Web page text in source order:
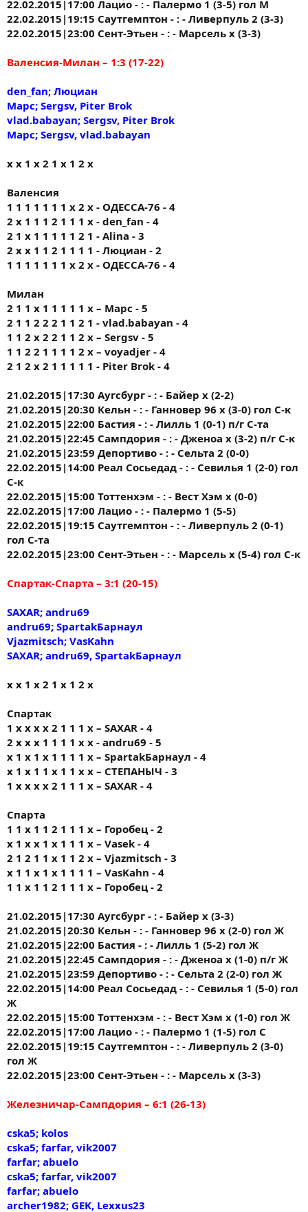
22.02.2015|17:00 Лацио - : - Палермо 1 (3-5) гол М
22.02.2015|19:15 Саутгемптон - : - Ливерпуль 2 (3-3)
22.02.2015|23:00 Сент-Этьен - : - Марсель х (3-3)
Валенсия-Милан – 1:3 (17-22)
den_fan; Люциан
Марс; Sergsv, Piter Brok
vlad.babayan; Sergsv, Piter Brok
Марс; Sergsv, vlad.babayan
х х 1 х 2 1 х 1 2 х
Валенсия
1 1 1 1 1 1 1 х 2 х - ОДЕССА-76 - 4
2 х 1 1 1 2 1 1 1 х - den_fan - 4
2 1 x 1 1 1 1 1 2 1 - Alina - 3
2 х х 1 1 2 1 1 1 1 - Люциан - 2
1 1 1 1 1 1 1 х 2 х - ОДЕССА-76 - 4
Милан
2 1 1 х 1 1 1 1 1 х – Марс - 5
2 1 1 2 2 2 1 1 2 1 - vlad.babayan - 4
1 1 2 х 2 2 1 1 2 х – Sergsv - 5
1 1 2 2 1 1 1 1 2 х – voyadjer - 4
2 1 2 х 2 1 1 1 1 1 - Piter Brok - 4
21.02.2015|17:30 Аугсбург - : - Байер х (2-2)
21.02.2015|20:30 Кельн - : - Ганновер 96 х (3-0) гол С-к
21.02.2015|22:00 Бастия - : - Лилль 1 (0-1) п/г С-та
21.02.2015|22:45 Сампдория - : - Дженоа х (3-2) п/г С-к
21.02.2015|23:59 Депортиво - : - Сельта 2 (0-0)
22.02.2015|14:00 Реал Сосьедад - : - Севилья 1 (2-0) гол
С-к
22.02.2015|15:00 Тоттенхэм - : - Вест Хэм х (0-0)
22.02.2015|17:00 Лацио - : - Палермо 1 (5-5)
22.02.2015|19:15 Саутгемптон - : - Ливерпуль 2 (0-1)
гол С-та
22.02.2015|23:00 Сент-Этьен - : - Марсель х (5-4) гол С-к
Спартак-Спарта – 3:1 (20-15)
SAXAR; andru69
andru69; SpartakБарнаул
Vjazmitsch; VasKahn
SAXAR; andru69, SpartakБарнаул
х х 1 х 2 1 х 1 2 х
Спартак
1 x х х х 2 1 1 1 х – SAXAR - 4
2 х х х 1 1 1 1 х х - andru69 - 5
х 1 х 1 х 1 1 1 1 х – SpartakБарнаул - 4
х 1 х 1 1 х 1 1 х х – СТЕПАНЫЧ - 3
1 х х х х 2 1 1 1 х – SAXAR - 4
Спарта
1 1 х 1 1 2 1 1 1 х – Горобец - 2
x 1 x x 1 x 1 1 1 x – Vasek - 4
2 1 2 1 1 х 1 1 2 х – Vjazmitsch - 3
х 1 1 х 1 х 1 1 1 1 – VasKahn - 4
1 1 х 1 1 2 1 1 1 х – Горобец - 2
21.02.2015|17:30 Аугсбург - : - Байер х (3-3)
21.02.2015|20:30 Кельн - : - Ганновер 96 х (2-0) гол Ж
21.02.2015|22:00 Бастия - : - Лилль 1 (5-2) гол Ж
21.02.2015|22:45 Сампдория - : - Дженоа х (1-0) п/г Ж
21.02.2015|23:59 Депортиво - : - Сельта 2 (2-0) гол Ж
22.02.2015|14:00 Реал Сосьедад - : - Севилья 1 (5-0) гол
Ж
22.02.2015|15:00 Тоттенхэм - : - Вест Хэм х (1-0) гол Ж
22.02.2015|17:00 Лацио - : - Палермо 1 (1-5) гол С
22.02.2015|19:15 Саутгемптон - : - Ливерпуль 2 (3-0)
гол Ж
22.02.2015|23:00 Сент-Этьен - : - Марсель х (3-3)
Железничар-Сампдория – 6:1 (26-13)
cska5; kolos
cska5; farfar, vik2007
farfar; abuelo
cska5; farfar, vik2007
farfar; abuelo
archer1982; GEK, Lexxus23